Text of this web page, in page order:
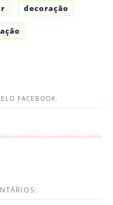
decoração
FACEBOOK: